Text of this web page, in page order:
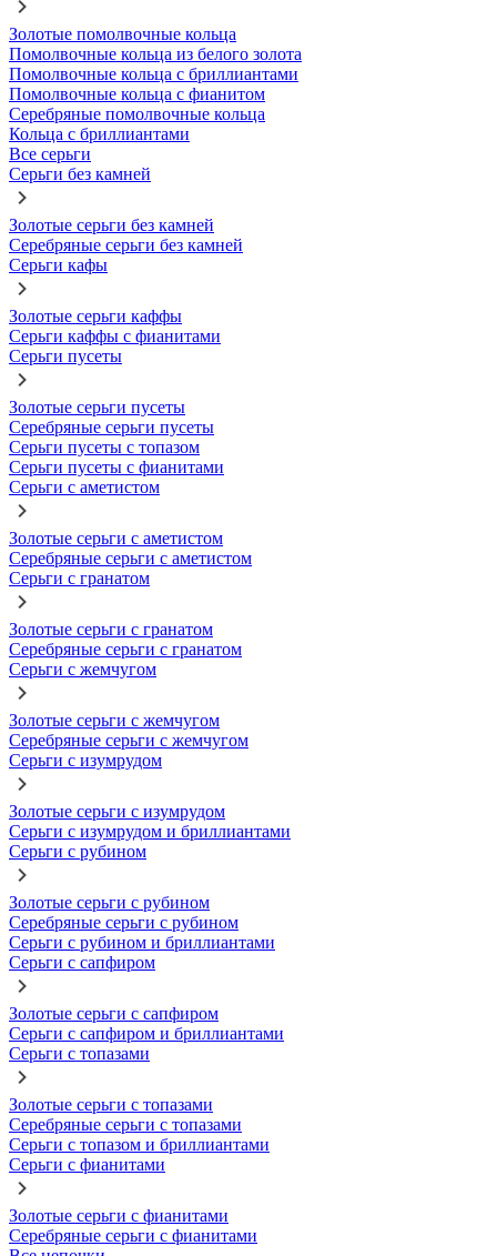
Золотые помолвочные кольца
Помолвочные кольца из белого золота
Помолвочные кольца с бриллиантами
Помолвочные кольца с фианитом
Серебряные помолвочные кольца
Кольца с бриллиантами
Все серьги
Серьги без камней
Золотые серьги без камней
Серебряные серьги без камней
Серьги кафы
Золотые серьги каффы
Серьги каффы с фианитами
Серьги пусеты
Золотые серьги пусеты
Серебряные серьги пусеты
Серьги пусеты с топазом
Серьги пусеты с фианитами
Серьги с аметистом
Золотые серьги с аметистом
Серебряные серьги с аметистом
Серьги с гранатом
Золотые серьги с гранатом
Серебряные серьги с гранатом
Серьги с жемчугом
Золотые серьги с жемчугом
Серебряные серьги с жемчугом
Серьги с изумрудом
Золотые серьги с изумрудом
Серьги с изумрудом и бриллиантами
Серьги с рубином
Золотые серьги с рубином
Серебряные серьги с рубином
Серьги с рубином и бриллиантами
Серьги с сапфиром
Золотые серьги с сапфиром
Серьги с сапфиром и бриллиантами
Серьги с топазами
Золотые серьги с топазами
Серебряные серьги с топазами
Серьги с топазом и бриллиантами
Серьги с фианитами
Золотые серьги с фианитами
Серебряные серьги с фианитами